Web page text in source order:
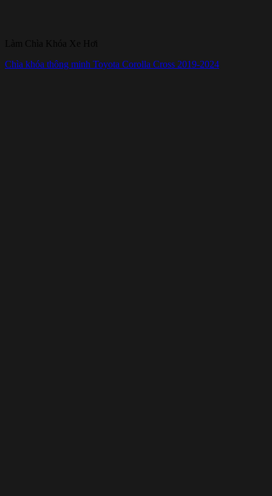
Làm Chìa Khóa Xe Hơi
Chìa khóa thông minh Toyota Corolla Cross 2019-2024